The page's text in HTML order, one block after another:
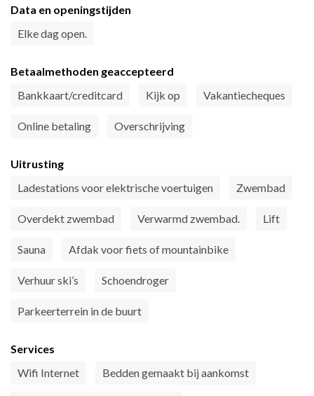
Data en openingstijden
Elke dag open.
Betaalmethoden geaccepteerd
Bankkaart/creditcard
Kijk op Vakantiecheques
Online betaling Overschrijving
Uitrusting
Ladestations voor elektrische voertuigen
Zwembad
Overdekt zwembad Verwarmd zwembad. Lift
Sauna Afdak voor fiets of mountainbike
Verhuur ski’s Schoendroger
Parkeerterrein in de buurt
Services
Wifi Internet
Bedden gemaakt bij aankomst